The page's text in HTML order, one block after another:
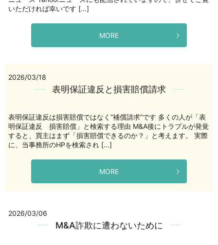
いただければ幸いです […]
MORE
2026/03/18
表明保証違反と損害賠償請求
表明保証違反は損害賠償ではなく“補償請求”です 多くの人が「表
明保証違反 損害賠償」と検索する理由 M&A後にトラブルが発覚
すると、買主はまず「損害賠償できるのか？」と考えます。 実際
に、当事務所のHPを検索され […]
MORE
2026/03/06
M&A詐欺に遭わないために